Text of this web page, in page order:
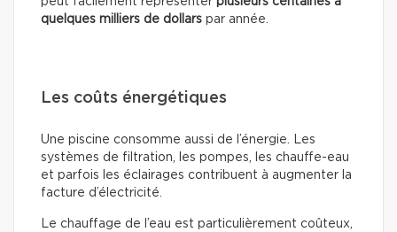
quelques milliers de dollars par année.
Les coûts énergétiques
Une piscine consomme aussi de l’énergie. Les
systèmes de filtration, les pompes, les chauffe-eau
et parfois les éclairages contribuent à augmenter la
facture d’électricité.
Le chauffage de l’eau est particulièrement coûteux,